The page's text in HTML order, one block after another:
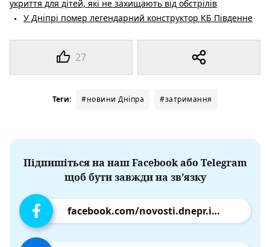
27
укриття для дітей, які не захищають від обстрілів
У Дніпрі помер легендарний конструктор КБ Південне
Теги: #новини Дніпра #затримання
Підпишіться на наш Facebook або Telegram
щоб бути завжди на зв’язку
facebook.com/novosti.dnepr.info